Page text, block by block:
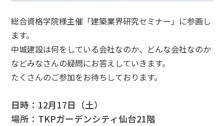
総合資格学院様主催「建築業界研究セミナー」に参画し
ます。
中城建設は何をしている会社なのか、どんな会社なのか
などみなさんの疑問にお答えしていきます。
たくさんのご参加をお待ちしております。
日時：12月17日（土）
場所：TKPガーデンシティ仙台21階